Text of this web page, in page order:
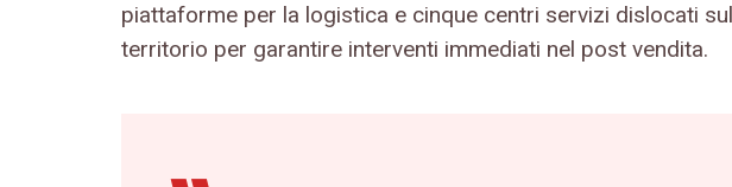
piattaforme per la logistica e cinque centri servizi dislocati sul
territorio per garantire interventi immediati nel post vendita.